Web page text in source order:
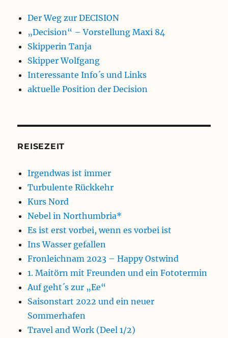
Der Weg zur DECISION
„Decision“ – Vorstellung Maxi 84
Skipperin Tanja
Skipper Wolfgang
Interessante Info´s und Links
aktuelle Position der Decision
REISEZEIT
Irgendwas ist immer
Turbulente Rückkehr
Kurs Nord
Nebel in Northumbria*
Es ist erst vorbei, wenn es vorbei ist
Ins Wasser gefallen
Fronleichnam 2023 – Happy Ostwind
1. Maitörn mit Freunden und ein Fototermin
Auf geht´s zur „Ee“
Saisonstart 2022 und ein neuer
Sommerhafen
Travel and Work (Deel 1/2)